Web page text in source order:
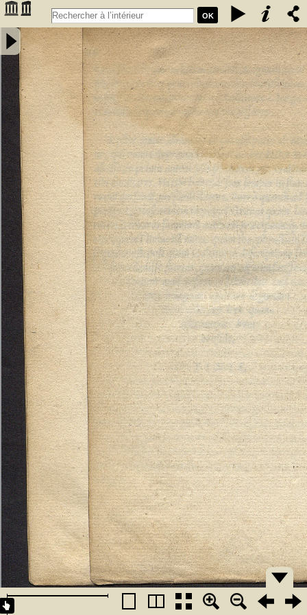
OK
Annotatiunculae Sebastiani Montui artium, ac medicinae doctoris in
errata recentiorum medicorum per Leonardum Fuchsium germanum
collecta. Apologetica epistola pro defensione Arabum a domino
Bernardo Unger Germano composita - Monteux, Sébastien de
(15..-15..). Auteur